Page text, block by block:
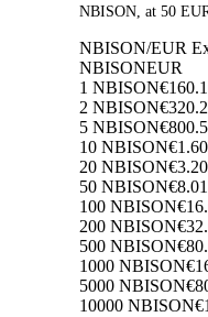
NBISON, at 50
NBISON/EUR
NBISONEUR
1 NBISON
2 NBISON
5 NBISON
10 NBISON
20 NBISON
50 NBISON
100 NBISON
200 NBISON
500 NBISON
1000 NBISON
5000 NBISON
10000 NBISON